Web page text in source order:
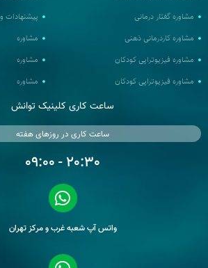
مشاوره گفتار درمانی
مشاوره کاردرمانی ذهنی
مشاوره فیزیوتراپی کودکان
مشاوره فیزیوتراپی کودکان
پیشنهادات و
مشاوره
مشاوره
مشاوره
ساعت کاری کلینیک توانش
ساعت کاری در روزهای هفته
20:30 - 09:00
واتس آپ شعبه غرب و مرکز تهران